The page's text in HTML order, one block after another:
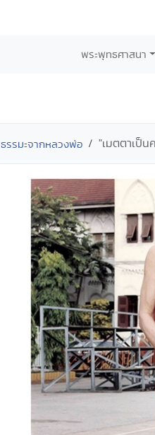
พระพุทธศาสนา
ธรรมะจากหลวงพ่อ "เมตตาเป็น